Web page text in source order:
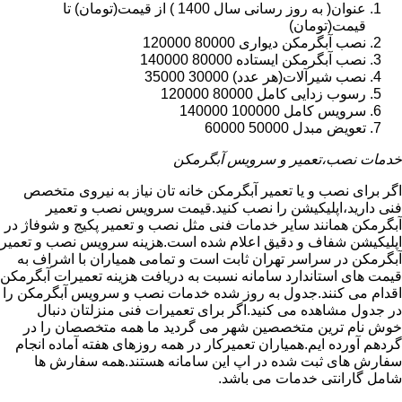
عنوان( به روز رسانی سال 1400 ) از قیمت(تومان) تا
قیمت(تومان)
نصب آبگرمکن دیواری 80000 120000
نصب آبگرمکن ایستاده 80000 140000
نصب شیرآلات(هر عدد) 30000 35000
رسوب زدایی کامل 80000 120000
سرویس کامل 100000 140000
تعویض مبدل 50000 60000
خدمات نصب،تعمیر و سرویس آبگرمکن
اگر برای نصب و یا تعمیر آبگرمکن خانه تان نیاز به نیروی متخصص
فنی دارید،اپلیکیشن را نصب کنید.قیمت سرویس نصب و تعمیر
آبگرمکن همانند سایر خدمات فنی مثل نصب و تعمیر پکیج و شوفاژ در
اپلیکیشن شفاف و دقیق اعلام شده است.هزینه سرویس نصب و تعمیر
آبگرمکن در سراسر تهران ثابت است و تمامی همیاران با اشراف به
قیمت های استاندارد سامانه نسبت به دریافت هزینه تعمیرات آبگرمکن
اقدام می کنند.جدول به روز شده خدمات نصب و سرویس آبگرمکن را
در جدول مشاهده می کنید.اگر برای تعمیرات فنی منزلتان دنبال
خوش نام ترین متخصصین شهر می گردید ما همه متخصصان را در
گردهم آورده ایم.همیاران تعمیرکار در همه روزهای هفته آماده انجام
سفارش های ثبت شده در اپ این سامانه هستند.همه سفارش ها
شامل گارانتی خدمات می باشد.